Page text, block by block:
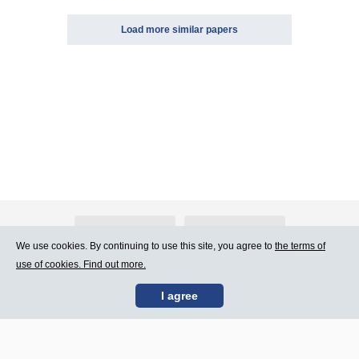
Load more similar papers
Contact Us Terms of Use
We use cookies. By continuing to use this site, you agree to the terms of
use of cookies. Find out more.
I agree